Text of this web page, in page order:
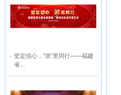
坚定信心，“浙”里同行——福建
省…